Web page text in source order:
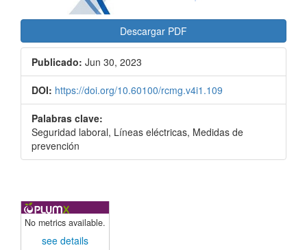
Descargar PDF
Publicado: Jun 30, 2023
DOI: https://doi.org/10.60100/rcmg.v4i1.109
Palabras clave:
Seguridad laboral, Líneas eléctricas, Medidas de
prevención
No metrics available.
see details